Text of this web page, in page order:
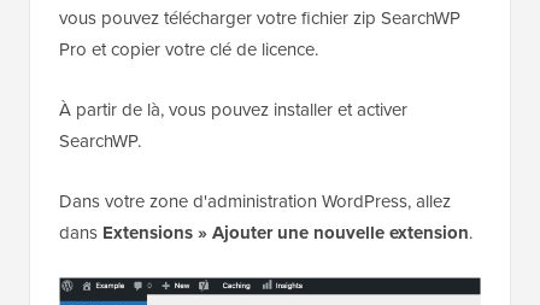
vous pouvez télécharger votre fichier zip SearchWP
Pro et copier votre clé de licence.
À partir de là, vous pouvez installer et activer
SearchWP.
Dans votre zone d'administration WordPress, allez
dans Extensions » Ajouter une nouvelle extension.